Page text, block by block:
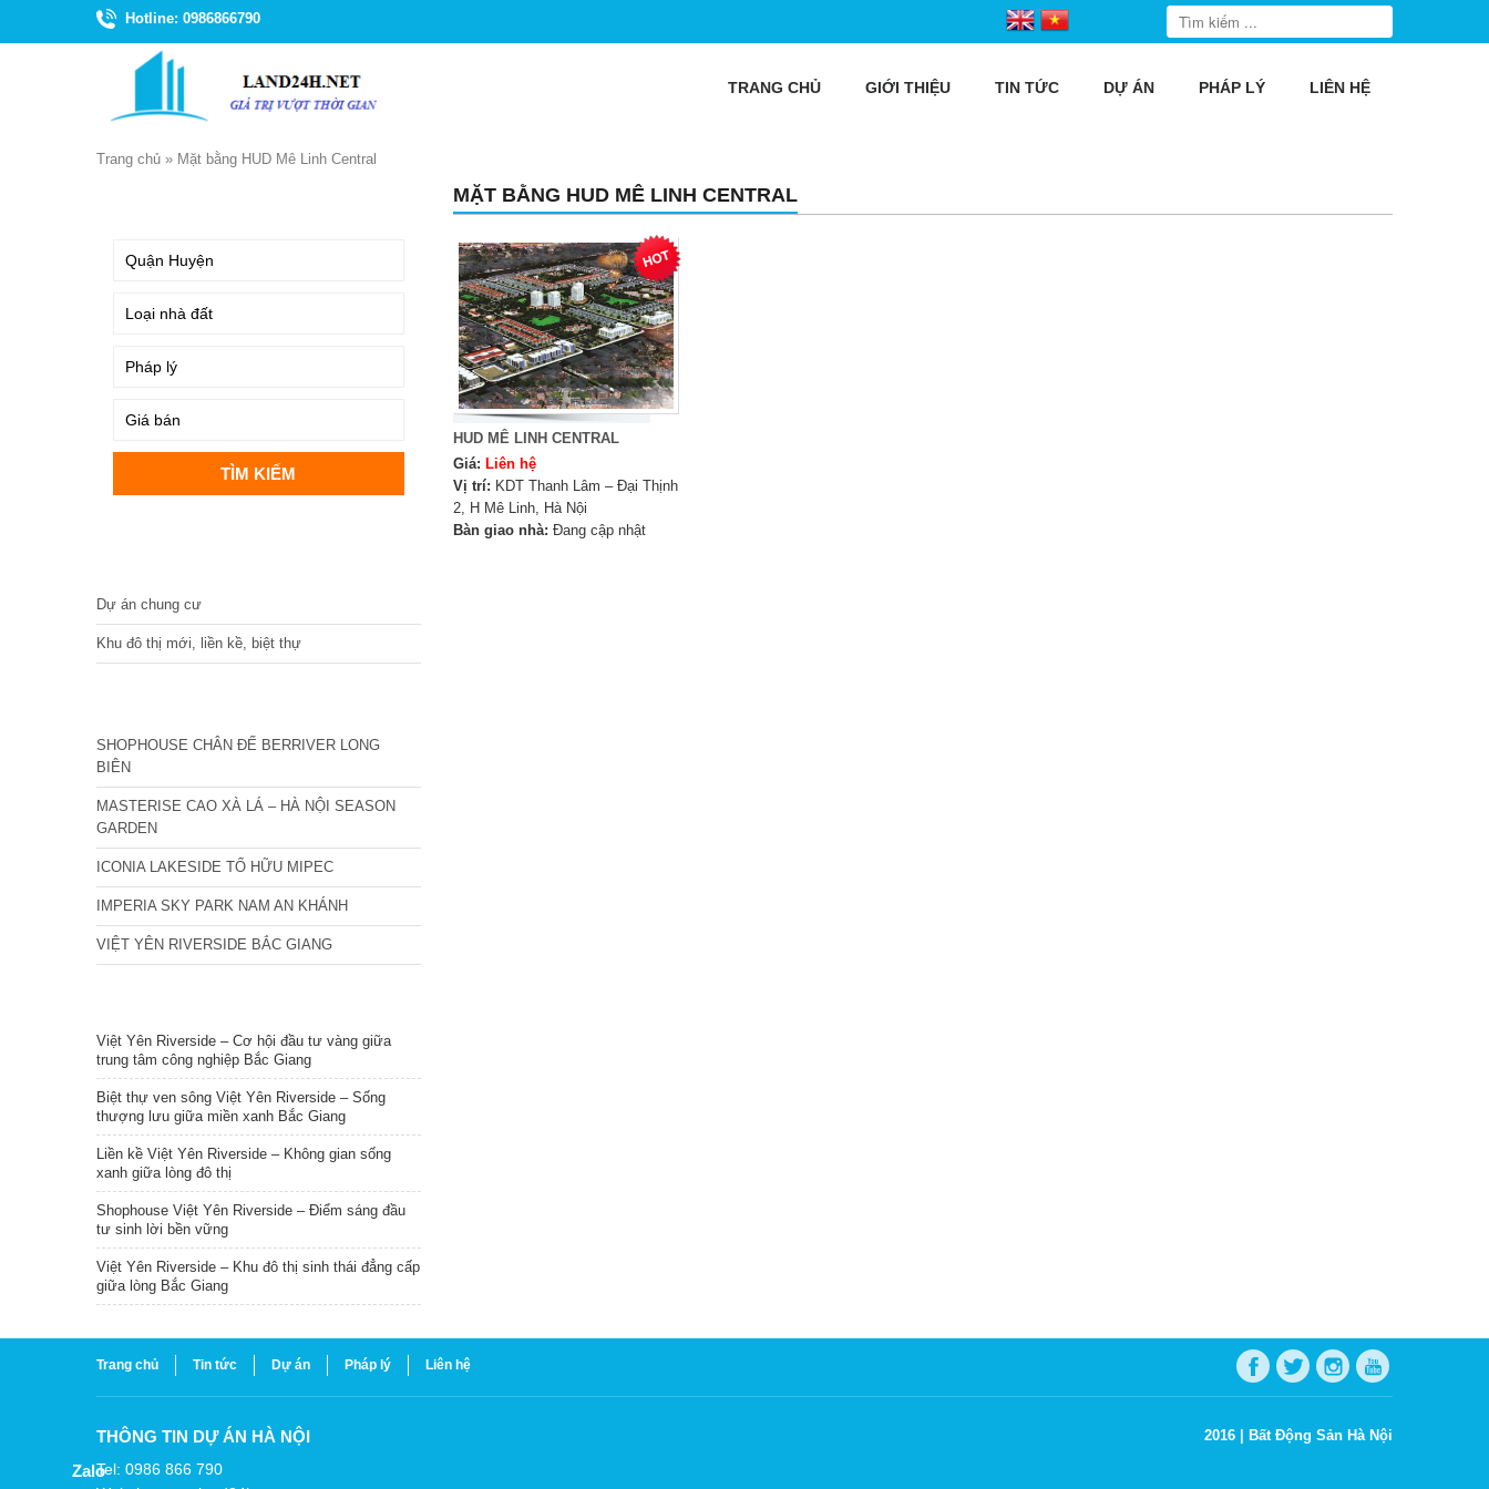
Hotline: 0986866790
TRANG CHỦ GIỚI THIỆU TIN TỨC DỰ ÁN PHÁP LÝ LIÊN HỆ
Trang chủ » Mặt bằng HUD Mê Linh Central
MẶT BẰNG HUD MÊ LINH CENTRAL
HUD MÊ LINH CENTRAL
Giá: Liên hệ
Vị trí: KDT Thanh Lâm – Đại Thịnh
2, H Mê Linh, Hà Nội
Bàn giao nhà: Đang cập nhật
Dự án chung cư
Khu đô thị mới, liền kề, biệt thự
SHOPHOUSE CHÂN ĐẾ BERRIVER LONG
BIÊN
MASTERISE CAO XÀ LÁ – HÀ NỘI SEASON
GARDEN
ICONIA LAKESIDE TỐ HỮU MIPEC
IMPERIA SKY PARK NAM AN KHÁNH
VIỆT YÊN RIVERSIDE BẮC GIANG
Việt Yên Riverside – Cơ hội đầu tư vàng giữa
trung tâm công nghiệp Bắc Giang
Biệt thự ven sông Việt Yên Riverside – Sống
thượng lưu giữa miền xanh Bắc Giang
Liền kề Việt Yên Riverside – Không gian sống
xanh giữa lòng đô thị
Shophouse Việt Yên Riverside – Điểm sáng đầu
tư sinh lời bền vững
Việt Yên Riverside – Khu đô thị sinh thái đẳng cấp
giữa lòng Bắc Giang
Trang chủ Tin tức Dự án Pháp lý Liên hệ
THÔNG TIN DỰ ÁN HÀ NỘI
Tel: 0986 866 790
2016 | Bất Động Sản Hà Nội
Zalo